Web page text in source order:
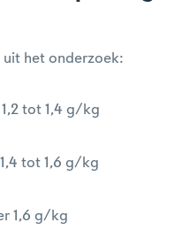
het onderzoek:
tot 1,4 g/kg
tot 1,6 g/kg
1,6 g/kg